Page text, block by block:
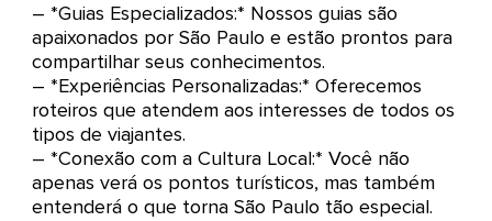
– *Guias Especializados:* Nossos guias são
apaixonados por São Paulo e estão prontos para
compartilhar seus conhecimentos.
– *Experiências Personalizadas:* Oferecemos
roteiros que atendem aos interesses de todos os
tipos de viajantes.
– *Conexão com a Cultura Local:* Você não
apenas verá os pontos turísticos, mas também
entenderá o que torna São Paulo tão especial.